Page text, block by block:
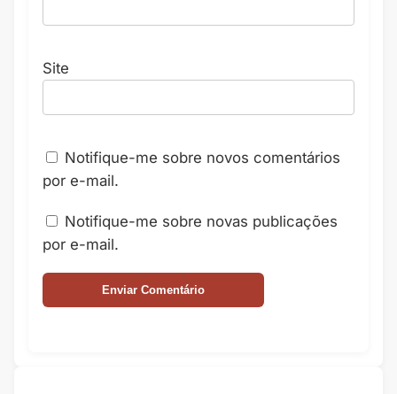
Site
Notifique-me sobre novos comentários
por e-mail.
Notifique-me sobre novas publicações
por e-mail.